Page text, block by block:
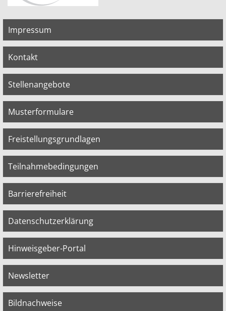
Impressum
Kontakt
Stellenangebote
Musterformulare
Freistellungsgrundlagen
Teilnahmebedingungen
Barrierefreiheit
Datenschutzerklärung
Hinweisgeber-Portal
Newsletter
Bildnachweise